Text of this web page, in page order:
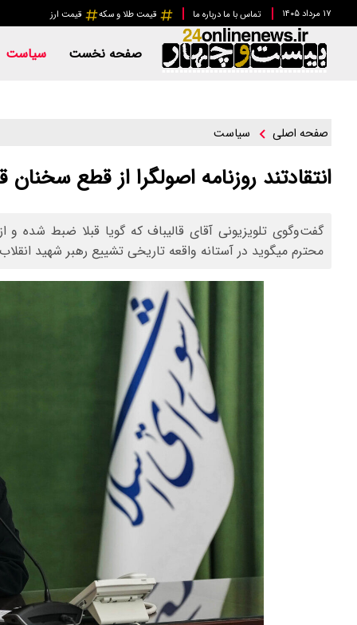
۱۷ مرداد ۱۴۰۵ تماس با ما درباره ما قیمت طلا و سکه قیمت ارز
صفحه نخست سیاست
صفحه اصلی سیاست
انتقادتند روزنامه اصولگرا از قطع
گفت‌وگوی تلویزیونی آقای قالیباف که گویا قبلا ضبط شده
محترم میگوید در آستانه واقعه تاریخی تشییع رهبر شهید